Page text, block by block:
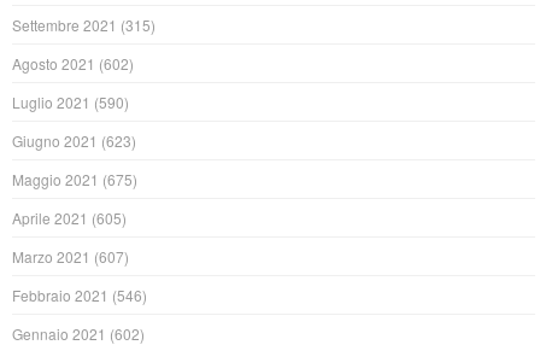
Settembre 2021 (315)
Agosto 2021 (602)
Luglio 2021 (590)
Giugno 2021 (623)
Maggio 2021 (675)
Aprile 2021 (605)
Marzo 2021 (607)
Febbraio 2021 (546)
Gennaio 2021 (602)